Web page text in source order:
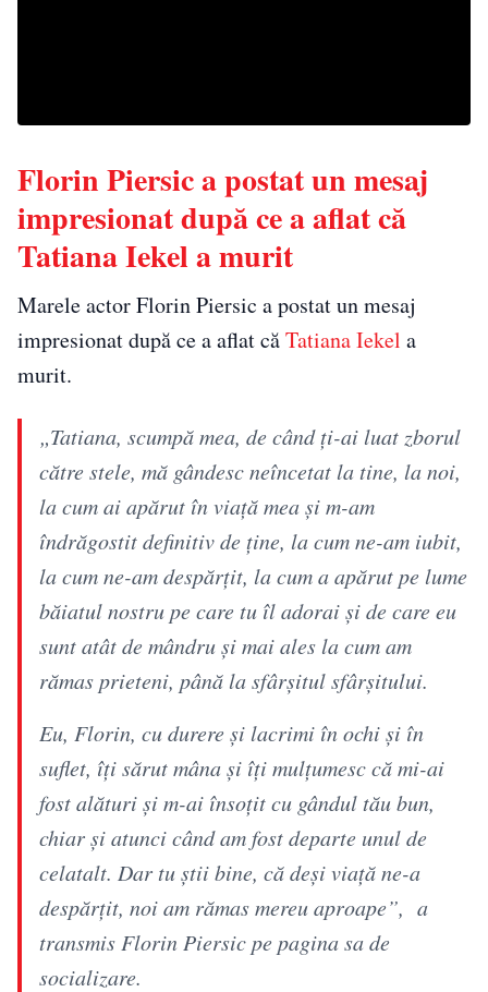
Florin Piersic a postat un mesaj
impresionat după ce a aflat că
Tatiana Iekel a murit
Marele actor Florin Piersic a postat un mesaj
impresionat după ce a aflat căTatiana Iekel a
murit.
„Tatiana, scumpă mea, de când ţi-ai luat zborul
către stele, mă gândesc neîncetat la tine, la noi,
la cum ai apărut în viaţă mea şi m-am
îndrăgostit definitiv de ţine, la cum ne-am iubit,
la cum ne-am despărţit, la cum a apărut pe lume
băiatul nostru pe care tu îl adorai şi de care eu
sunt atât de mândru şi mai ales la cum am
rămas prieteni, până la sfârşitul sfârşitului.
Eu, Florin, cu durere şi lacrimi în ochi şi în
suflet, îţi sărut mâna şi îţi mulţumesc că mi-ai
fost alături şi m-ai însoţit cu gândul tău bun,
chiar şi atunci când am fost departe unul de
celatalt. Dar tu ştii bine, că deşi viaţă ne-a
despărţit, noi am rămas mereu aproape”, a
transmis Florin Piersic pe pagina sa de
socializare.